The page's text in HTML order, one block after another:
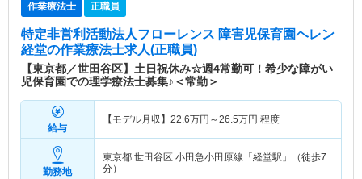
作業療法士 正職員
特定非営利活動法人フローレンス 障害児保育園ヘレン
経堂の作業療法士求人(正職員)
【東京都／世田谷区】土日祝休み☆週4常勤可！希少な障がい
児保育園での理学療法士募集♪＜常勤＞
給与
【モデル月収】 22.6万円～26.5万円 程度
勤務地
東京都 世田谷区 小田急小田原線「経堂駅」（徒歩7
分）